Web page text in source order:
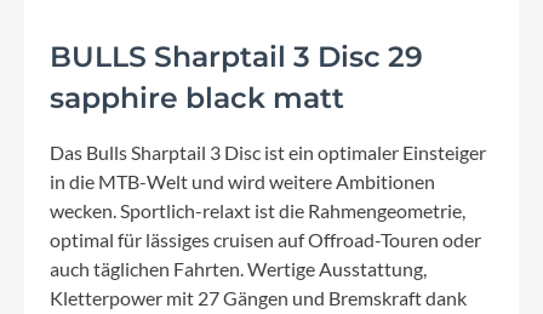
BULLS Sharptail 3 Disc 29
sapphire black matt
Das Bulls Sharptail 3 Disc ist ein optimaler Einsteiger
in die MTB-Welt und wird weitere Ambitionen
wecken. Sportlich-relaxt ist die Rahmengeometrie,
optimal für lässiges cruisen auf Offroad-Touren oder
auch täglichen Fahrten. Wertige Ausstattung,
Kletterpower mit 27 Gängen und Bremskraft dank